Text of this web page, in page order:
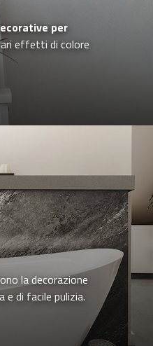
per
effetti di colore
la decorazione
e di facile pulizia.